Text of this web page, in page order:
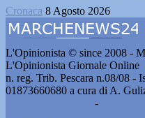
Cronaca 8 Agosto 2026
L'Opinionista © since 2008 -
L'Opinionista Giornale Online
n. reg. Trib. Pescara n.08/08 -
01873660680 a cura di A.
-